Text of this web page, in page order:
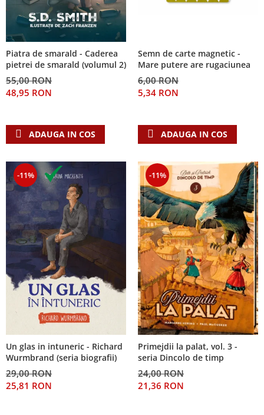
Piatra de smarald - Caderea
pietrei de smarald (volumul 2)
55,00 RON
48,95 RON
ADAUGA IN COS
Semn de carte magnetic -
Mare putere are rugaciunea
6,00 RON
5,34 RON
ADAUGA IN COS
-11%
Un glas in intuneric - Richard
Wurmbrand (seria biografii)
29,00 RON
25,81 RON
-11%
Primejdii la palat, vol. 3 -
seria Dincolo de timp
24,00 RON
21,36 RON